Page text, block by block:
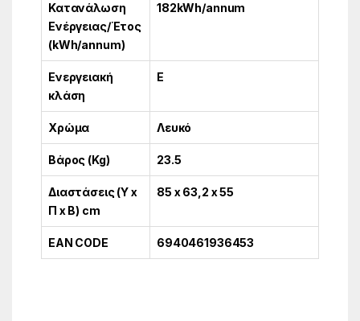
Κατανάλωση
Ενέργειας/Έτος
(kWh/annum)
182kWh/annum
Ενεργειακή
κλάση
E
Χρώμα Λευκό
Βάρος (Kg) 23.5
Διαστάσεις (Υ x
Π x Β) cm
85 x 63,2 x 55
EAN CODE 6940461936453